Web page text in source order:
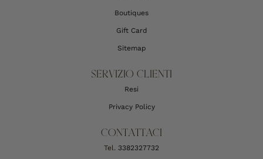
Boutiques
Gift Card
Sitemap
SERVIZIO CLIENTI
Resi
Privacy Policy
CONTATTACI
Tel. 3382327732